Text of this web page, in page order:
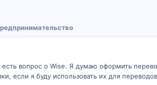
вопрос о Wise. Я думаю оформить
если я буду использовать их для